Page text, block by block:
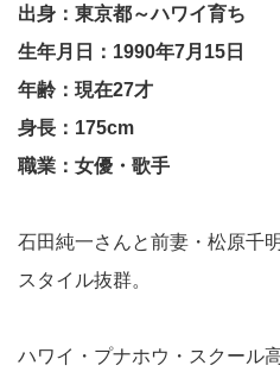
出身：東京都～ハワイ育ち
生年月日：1990年7月15日
年齢：現在27才
身長：175cm
職業：女優・歌手
石田純一さんと前妻・松原千
スタイル抜群。
ハワイ・プナホウ・スクール